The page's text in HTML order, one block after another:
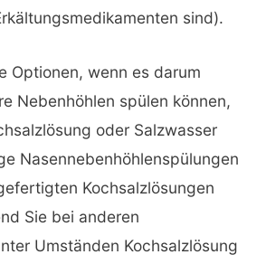
sind).
Optionen, wenn es darum
Nebenhöhlen spülen können,
oder Salzwasser
Nasennebenhöhlenspülungen
Kochsalzlösungen
Sie bei anderen
Umständen Kochsalzlösung